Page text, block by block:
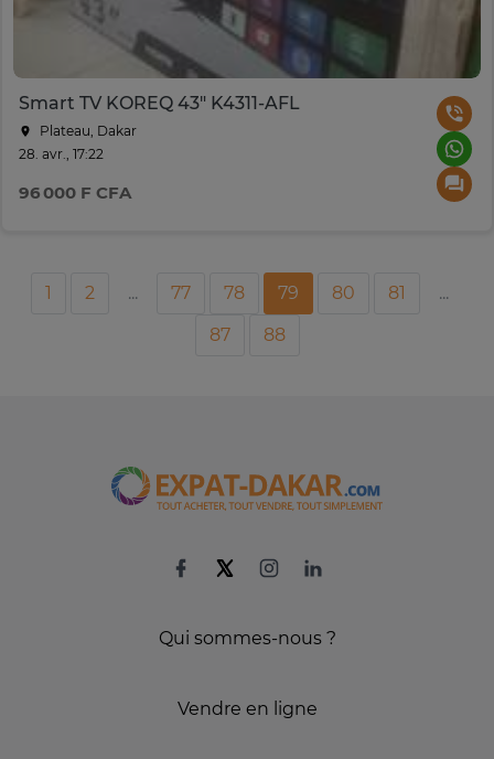
Smart TV KOREQ 43" K4311-AFL
Plateau, Dakar
28. avr., 17:22
96 000 F CFA
1 2 ... 77 78 79 80 81
...
87
88
Qui sommes-nous ?
Vendre en ligne